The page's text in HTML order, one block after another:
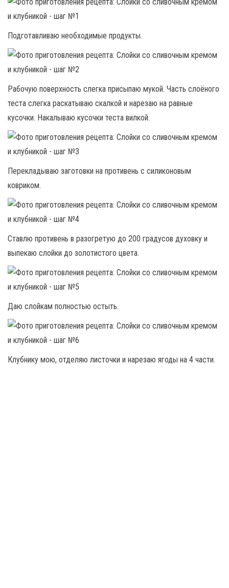
Подготавливаю необходимые продукты.
Рабочую поверхность слегка присыпаю мукой. Часть слоёного
теста слегка раскатываю скалкой и нарезаю на равные
кусочки. Накалываю кусочки теста вилкой.
Перекладываю заготовки на противень с силиконовым
ковриком.
Ставлю противень в разогретую до 200 градусов духовку и
выпекаю слойки до золотистого цвета.
Даю слойкам полностью остыть.
Клубнику мою, отделяю листочки и нарезаю ягоды на 4 части.